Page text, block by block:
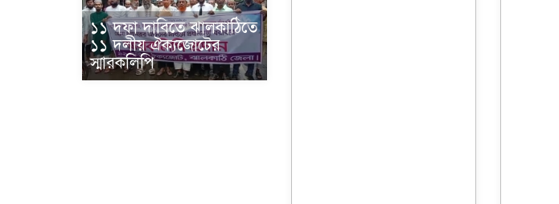
১১ দফা দাবিতে ঝালকাঠিতে
১১ দলীয় ঐক্যজোটের
স্মারকলিপি